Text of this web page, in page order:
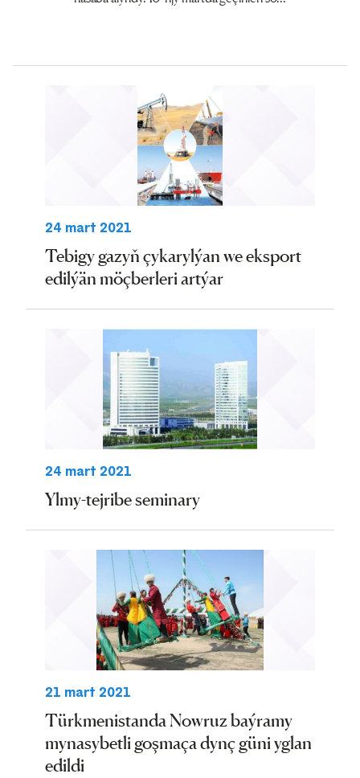
24 mart 2021
Tebigy gazyň çykarylýan we eksport
edilýän möçberleri artýar
24 mart 2021
Ylmy-tejribe seminary
21 mart 2021
Türkmenistanda Nowruz baýramy
mynasybetli goşmaça dynç güni yglan
edildi